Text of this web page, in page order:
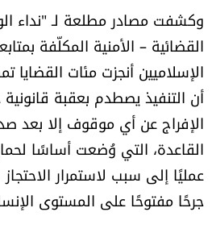
اقرأ تضحك
كاميرا
سجالات
صحّة وصحن
وكشفت مصادر مطلعة لـ "نداء
القضائية – الأمنية المكلّفة
الإسلاميين أنجزت مئات القضايا
أن التنفيذ يصطدم بعقبة
الإفراج عن أي موقوف إلا بعد
القاعدة، التي وُضعت أساسًا
عمليًا إلى سبب لاستمرار
جرحًا مفتوحًا على المستوى